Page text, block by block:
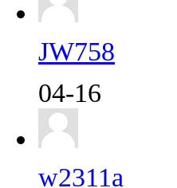
JW758
04-16
w2311a